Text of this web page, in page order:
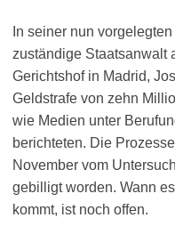
In seiner nun
zuständige Staatsanwalt
Gerichtshof in Madrid,
Geldstrafe von zehn
wie Medien unter
berichteten. Die
November vom
gebilligt worden. Wann
kommt, ist noch offen.